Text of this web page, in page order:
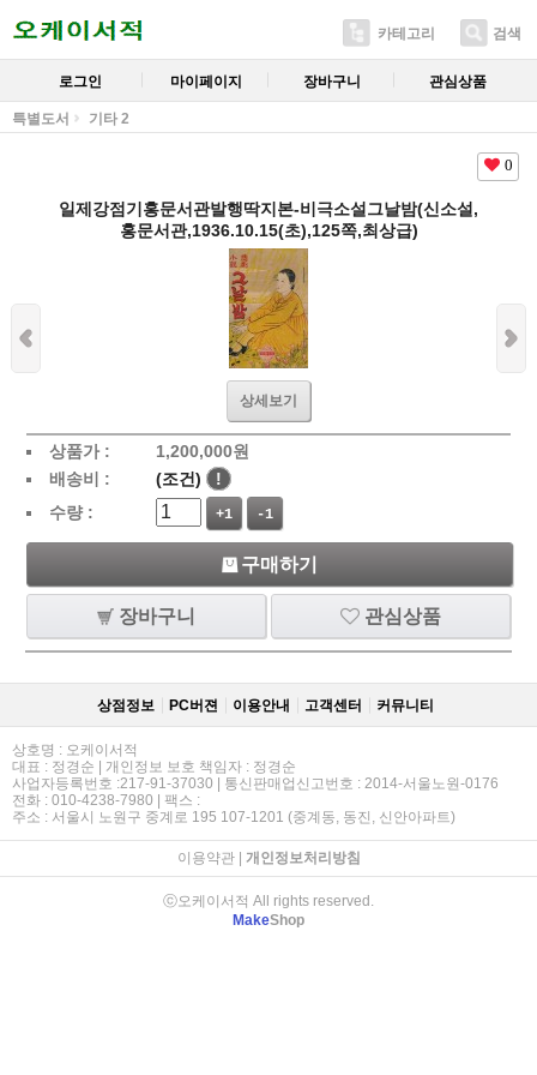
카테고리 검색
로그인 마이페이지 장바구니 관심상품
특별도서 기타 2
0
일제강점기홍문서관발행딱지본-비극소설그날밤(신소설,
홍문서관,1936.10.15(초),125쪽,최상급)
상세보기
상품가 : 1,200,000원
배송비 :
(조건)
!
수량 :
+1 -1
구매하기
장바구니 관심상품
상점정보 PC버젼 이용안내 고객센터 커뮤니티
상호명 : 오케이서적
대표 : 정경순 | 개인정보 보호 책임자 : 정경순
사업자등록번호 :217-91-37030 | 통신판매업신고번호 : 2014-서울노원-0176
전화 : 010-4238-7980 | 팩스 :
주소 : 서울시 노원구 중계로 195 107-1201 (중계동, 동진, 신안아파트)
이용약관| 개인정보처리방침
ⓒ오케이서적 All rights reserved.
MakeShop